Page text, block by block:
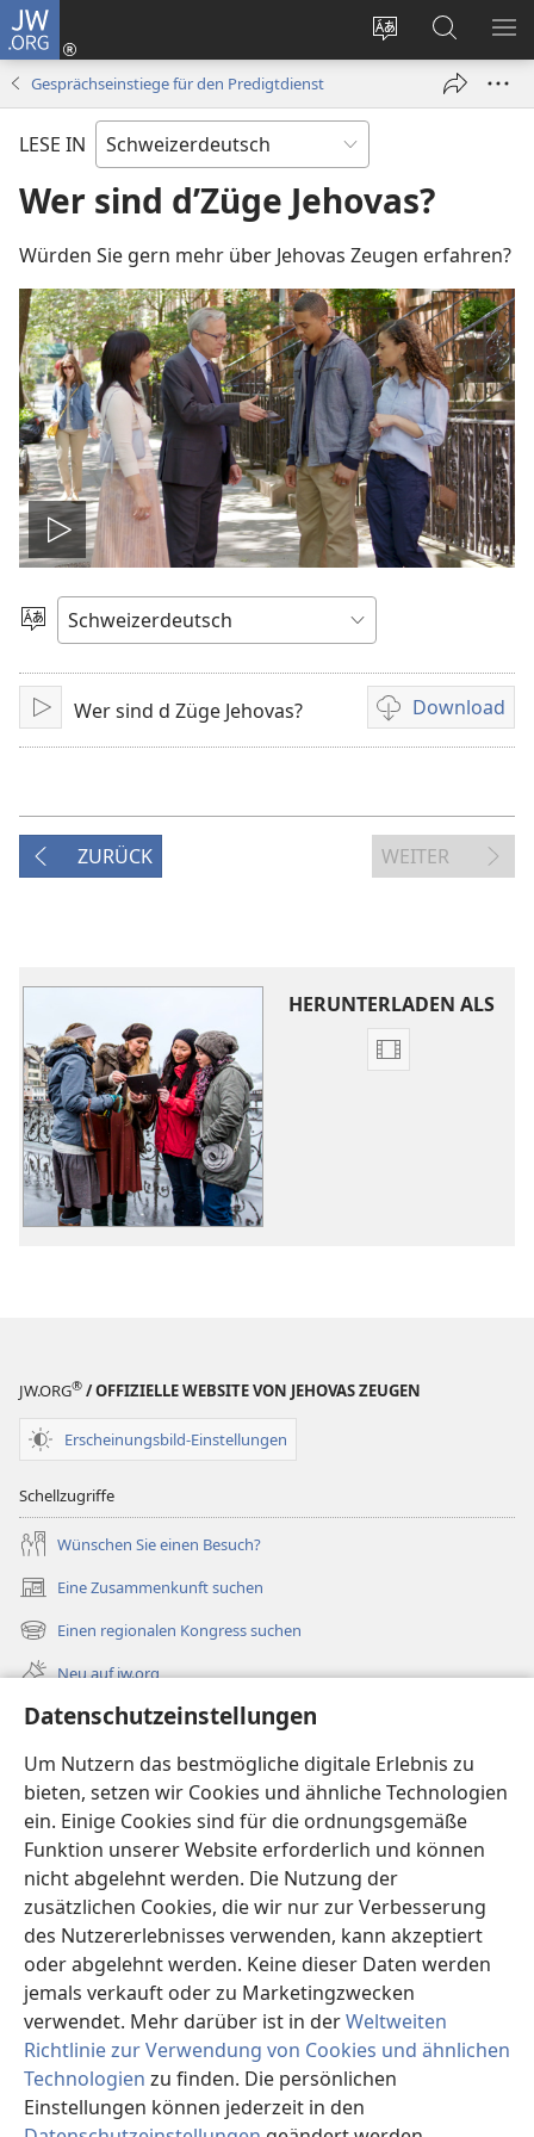
Datenschutzeinstellungen
Um Nutzern das bestmögliche digitale Erlebnis zu
bieten, setzen wir Cookies und ähnliche Technologien
ein. Einige Cookies sind für die ordnungsgemäße
Funktion unserer Website erforderlich und können
nicht abgelehnt werden. Die Nutzung der
zusätzlichen Cookies, die wir nur zur Verbesserung
des Nutzererlebnisses verwenden, kann akzeptiert
oder abgelehnt werden. Keine dieser Daten werden
jemals verkauft oder zu Marketingzwecken
verwendet. Mehr darüber ist in derWeltweiten
Richtlinie zur Verwendung von Cookies und ähnlichen
Technologien zu finden. Die persönlichen
Einstellungen können jederzeit in den
JW.ORG
Websitesprache
ändern
Anmelden
(öffnet
Suche
Gesprächseinstiege für den Predigtdienst
LESE IN
Wer sind d’Züge Jehovas?
Würden Sie gern mehr über Jehovas Zeugen erfahren?
Video
abspielen
Sprache
auswählen
AbspileWer sind d Züge Jehovas? Download
für
ZURÜCK WEITER
HERUNTERLADEN ALS
JW.ORG® / OFFIZIELLE WEBSITE VON JEHOVAS ZEUGEN
Erscheinungsbild-Einstellungen
Schellzugriffe
Wünschen Sie einen Besuch?
Eine Zusammenkunft suchen
(öffnet
neues
Fenster)
Einen regionalen Kongress suchen
(öffnet
neuesNeu auf jw.org
Videos
Videos mit Audiodeskriptionen
Suche
Spenden
(öffnet
neues
Fenster)Wachtturm ONLINE-BIBLIOTHEK
(öffnet
neues
Fenster)JW Hub®
(öffnet
neues
Fenster)
Copyright© 2026 Watch Tower Bible and Tract Society of Pennsylvania.
NUTZUNGSBEDINGUNGEN
DATENSCHUTZERKLÄRUNG